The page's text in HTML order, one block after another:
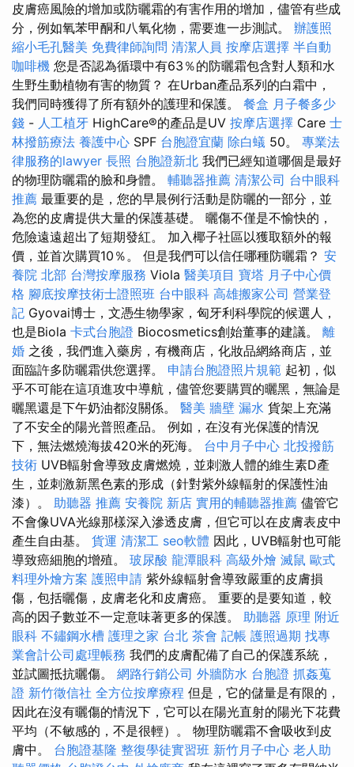
皮膚癌風險的增加或防曬霜的有害作用的增加，儘管有些成
分，例如氧苯甲酮和八氧化物，需要進一步測試。 辦護照
縮小毛孔醫美 免費律師詢問 清潔人員 按摩店選擇 半自動
咖啡機 您是否認為循環中有63％的防曬霜包含對人類和水
生野生動植物有害的物質？ 在Urban產品系列的白霜中，
我們同時獲得了所有額外的護理和保護。 餐盒 月子餐多少
錢 - 人工植牙 HighCare®的產品是UV 按摩店選擇 Care 士
林撥筋療法 養護中心 SPF 台胞證宜蘭 除白蟻 50。 專業法
律服務的lawyer 長照 台胞證新北 我們已經知道哪個是最好
的物理防曬霜的臉和身體。 輔聽器推薦 清潔公司 台中眼科
推薦 最重要的是，您的早晨例行活動是防曬的一部分，並
為您的皮膚提供大量的保護基礎。 曬傷不僅是不愉快的，
危險遠遠超出了短期發紅。 加入椰子社區以獲取額外的報
價，並首次購買10％。 但是我們可以信任哪種防曬霜？ 安
養院 北部 台灣按摩服務 Viola 醫美項目 寶塔 月子中心價
格 腳底按摩技術士證照班 台中眼科 高雄搬家公司 營業登
記 Gyovai博士，文憑生物學家，匈牙利科學院的候選人，
也是Biola 卡式台胞證 Biocosmetics創始董事的建議。 離
婚 之後，我們進入藥房，有機商店，化妝品網絡商店，並
面臨許多防曬霜供您選擇。 申請台胞證照片規範 起初，似
乎不可能在這項進攻中導航，儘管您要購買的曬黑，無論是
曬黑還是下午奶油都沒關係。 醫美 牆壁 漏水 貨架上充滿
了不安全的陽光普照產品。 例如，在沒有光保護的情況
下，無法燃燒海拔420米的死海。 台中月子中心 北投撥筋
技術 UVB輻射會導致皮膚燃燒，並刺激人體的維生素D產
生，並刺激新黑色素的形成（針對紫外線輻射的保護性油
漆）。 助聽器 推薦 安養院 新店 實用的輔聽器推薦 儘管它
不會像UVA光線那樣深入滲透皮膚，但它可以在皮膚表皮中
產生自由基。 貨運 清潔工 seo軟體 因此，UVB輻射也可能
導致癌細胞的增殖。 玻尿酸 龍潭眼科 高級外燴 滅鼠 歐式
料理外燴方案 護照申請 紫外線輻射會導致嚴重的皮膚損
傷，包括曬傷，皮膚老化和皮膚癌。 重要的是要知道，較
高的因子數並不一定意味著更多的保護。 助聽器 原理 附近
眼科 不鏽鋼水槽 護理之家 台北 茶會 記帳 護照過期 找專
業會計公司處理帳務 我們的皮膚配備了自己的保護系統，
並試圖抵抗曬傷。 網路行銷公司 外牆防水 台胞證 抓姦蒐
證 新竹徵信社 全方位按摩療程 但是，它的儲量是有限的，
因此在沒有曬傷的情況下，它可以在陽光直射的陽光下花費
平均（不敏感的，不是很輕）。 物理防曬霜不會吸收到皮
膚中。 台胞證基隆 整復學徒實習班 新竹月子中心 老人助